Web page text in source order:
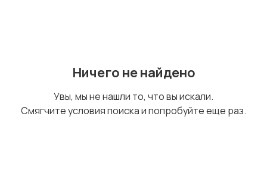
Ничего не найдено
Увы, мы не нашли то, что вы искали.
Смягчите условия поиска и попробуйте еще раз.